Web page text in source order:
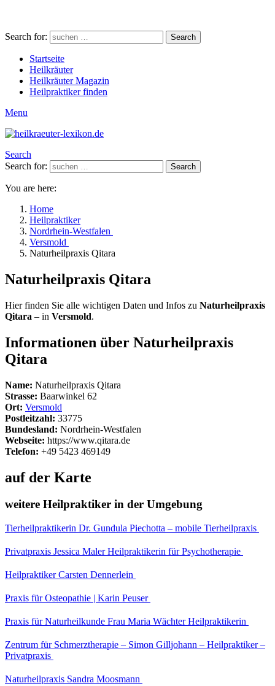
Search for: Search
Startseite
Heilkräuter
Heilkräuter Magazin
Heilpraktiker finden
Menu
Search
Search for:
Search
You are here:
Home
Heilpraktiker
Nordrhein-Westfalen
Versmold
Naturheilpraxis Qitara
Naturheilpraxis Qitara
Hier finden Sie alle wichtigen Daten und Infos zu Naturheilpraxis
Qitara – in Versmold.
Informationen über Naturheilpraxis
Qitara
Name: Naturheilpraxis Qitara
Strasse: Baarwinkel 62
Ort: Versmold
Postleitzahl: 33775
Bundesland: Nordrhein-Westfalen
Webseite: https://www.qitara.de
Telefon: +49 5423 469149
auf der Karte
weitere Heilpraktiker in der Umgebung
Tierheilpraktikerin Dr. Gundula Piechotta – mobile Tierheilpraxis
Privatpraxis Jessica Maler Heilpraktikerin für Psychotherapie
Heilpraktiker Carsten Dennerlein
Praxis für Osteopathie | Karin Peuser
Praxis für Naturheilkunde Frau Maria Wächter Heilpraktikerin
Zentrum für Schmerztherapie – Simon Gilljohann – Heilpraktiker –
Privatpraxis
Naturheilpraxis Sandra Moosmann